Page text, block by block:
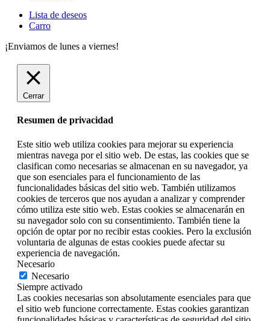
Lista de deseos
Carro
¡Enviamos de lunes a viernes!
Cerrar
Resumen de privacidad
Este sitio web utiliza cookies para mejorar su experiencia
mientras navega por el sitio web. De estas, las cookies que se
clasifican como necesarias se almacenan en su navegador, ya
que son esenciales para el funcionamiento de las
funcionalidades básicas del sitio web. También utilizamos
cookies de terceros que nos ayudan a analizar y comprender
cómo utiliza este sitio web. Estas cookies se almacenarán en
su navegador solo con su consentimiento. También tiene la
opción de optar por no recibir estas cookies. Pero la exclusión
voluntaria de algunas de estas cookies puede afectar su
experiencia de navegación.
Necesario
Necesario
Siempre activado
Las cookies necesarias son absolutamente esenciales para que
el sitio web funcione correctamente. Estas cookies garantizan